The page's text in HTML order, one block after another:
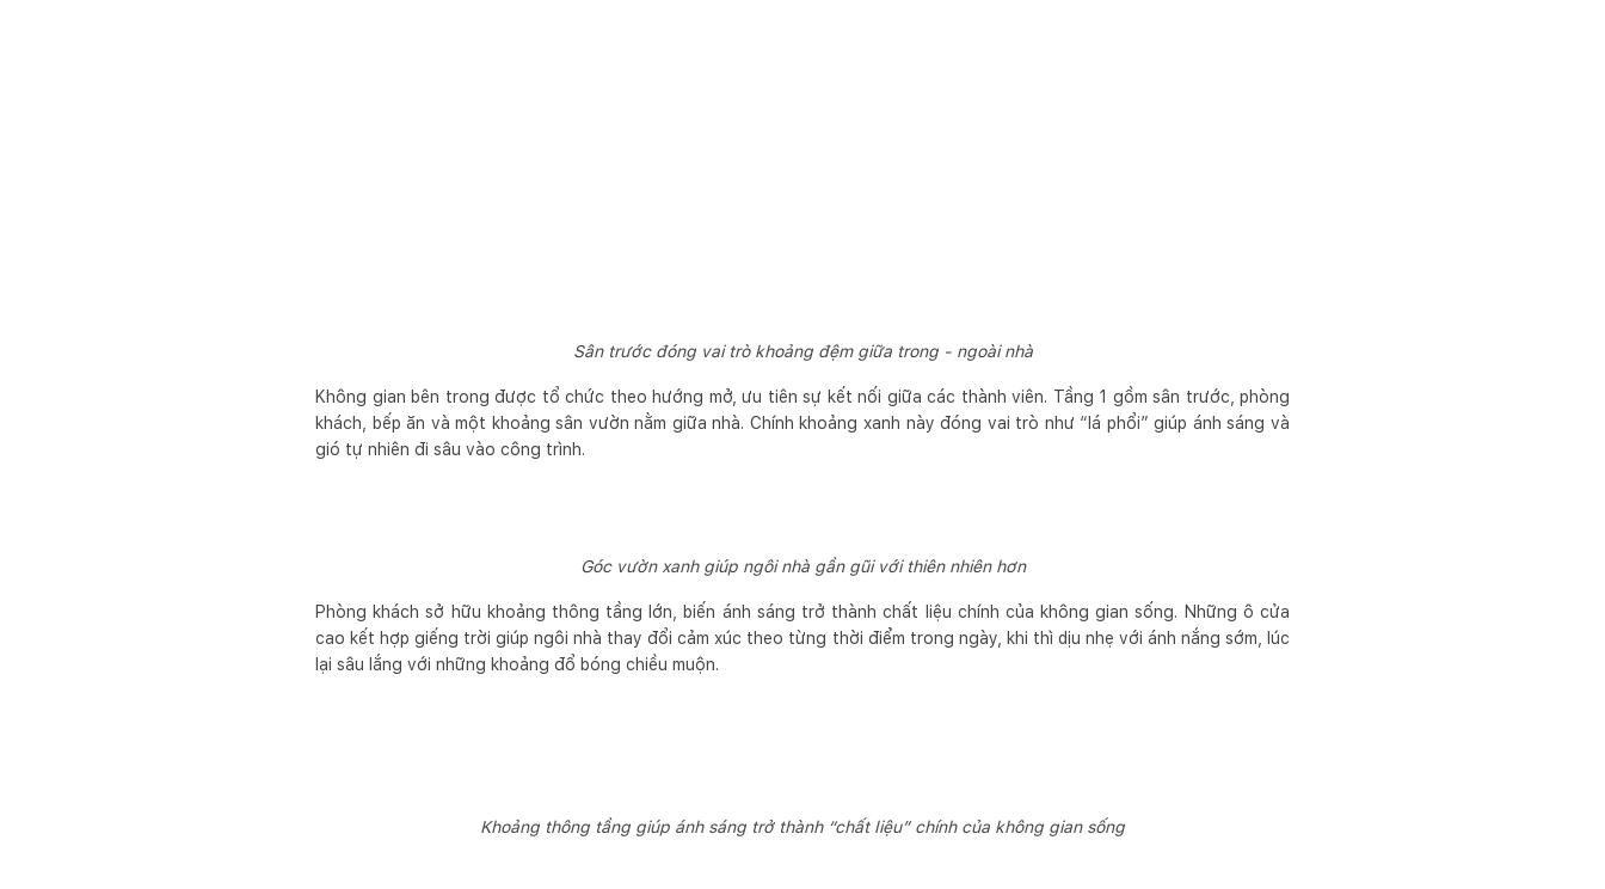
Sân trước đóng vai trò khoảng đệm giữa trong - ngoài nhà
Không gian bên trong được tổ chức theo hướng mở, ưu tiên sự kết nối giữa các thành viên. Tầng 1 gồm sân trước, phòng
khách, bếp ăn và một khoảng sân vườn nằm giữa nhà. Chính khoảng xanh này đóng vai trò như “lá phổi” giúp ánh sáng và
gió tự nhiên đi sâu vào công trình.
Góc vườn xanh giúp ngôi nhà gần gũi với thiên nhiên hơn
Phòng khách sở hữu khoảng thông tầng lớn, biến ánh sáng trở thành chất liệu chính của không gian sống. Những ô cửa
cao kết hợp giếng trời giúp ngôi nhà thay đổi cảm xúc theo từng thời điểm trong ngày, khi thì dịu nhẹ với ánh nắng sớm, lúc
lại sâu lắng với những khoảng đổ bóng chiều muộn.
Khoảng thông tầng giúp ánh sáng trở thành “chất liệu” chính của không gian sống